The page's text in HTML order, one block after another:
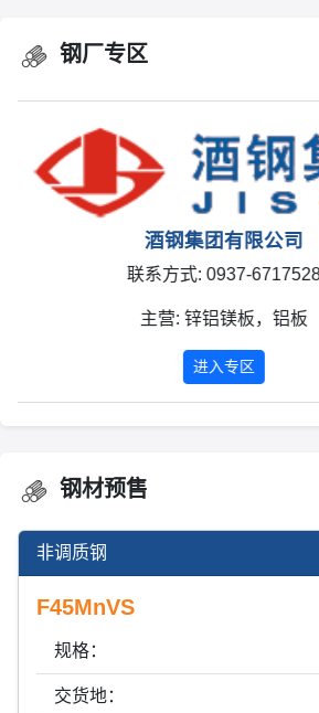
钢厂专区
柳州钢铁集团有限
联系方式: 0772-
主营: 热轧，冷轧
进入专区
钢材预售
非调质钢
F45MnVS
规格：
交货地：